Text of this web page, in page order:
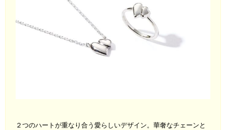
２つのハートが重なり合う愛らしいデザイン。華奢なチェーンと